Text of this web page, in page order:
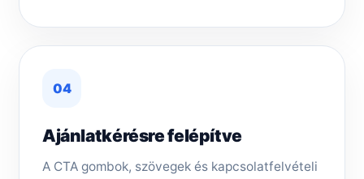
04
Ajánlatkérésre felépítve
A CTA gombok, szövegek és kapcsolatfelvételi